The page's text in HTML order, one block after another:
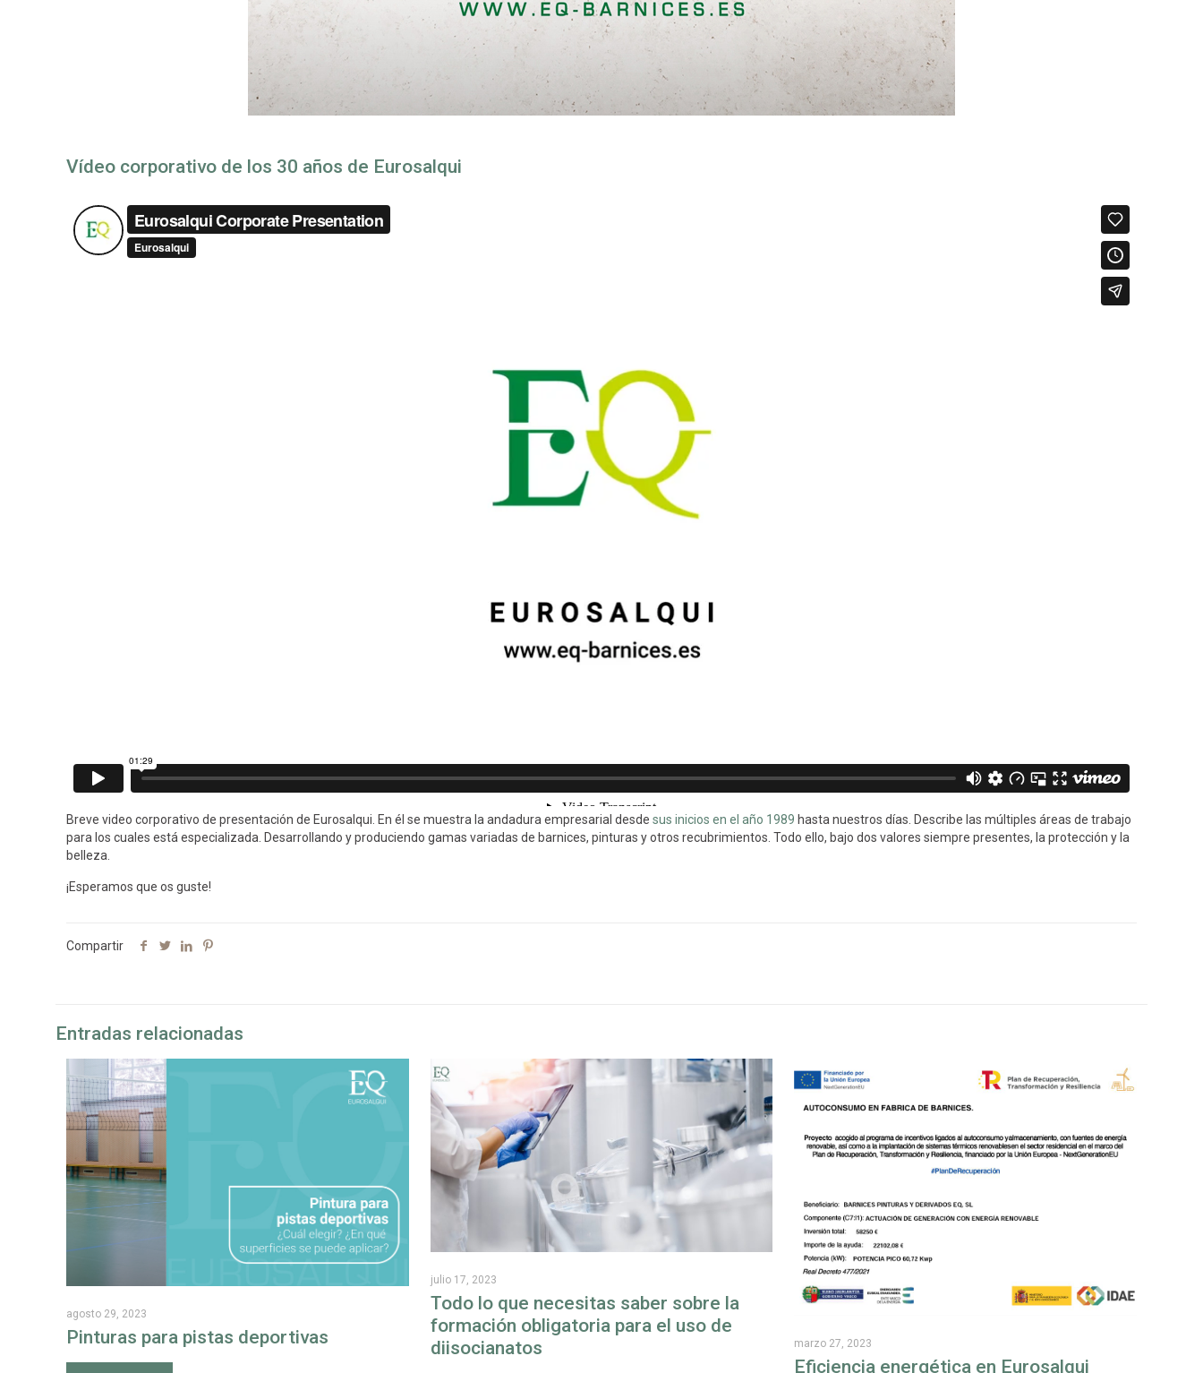
Vídeo corporativo de los 30 años de Eurosalqui
Breve video corporativo de presentación de Eurosalqui. En él se muestra la andadura empresarial desdesus inicios en el año 1989 hasta nuestros días. Describe las múltiples áreas de trabajo
para los cuales está especializada. Desarrollando y produciendo gamas variadas de barnices, pinturas y otros recubrimientos. Todo ello, bajo dos valores siempre presentes, la protección y la
belleza.
¡Esperamos que os guste!
Compartir
Entradas relacionadas
agosto 29, 2023
Pinturas para pistas deportivas
julio 17, 2023
Todo lo que necesitas saber sobre la
formación obligatoria para el uso de
diisocianatos
marzo 27, 2023
Eficiencia energética en Eurosalqui